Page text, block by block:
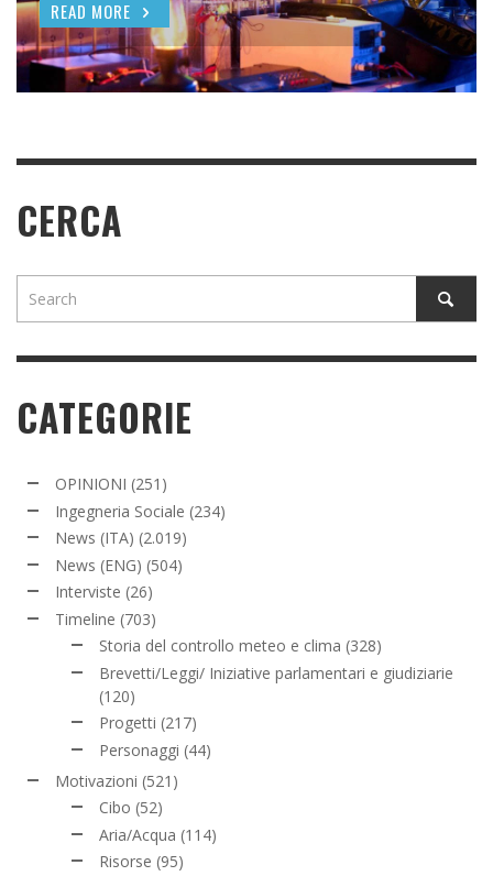
READ MORE
READ MORE
READ MORE
READ MORE
READ MORE
CERCA
CATEGORIE
OPINIONI (251)
Ingegneria Sociale (234)
News (ITA) (2.019)
News (ENG) (504)
Interviste (26)
Timeline (703)
Storia del controllo meteo e clima (328)
Brevetti/Leggi/ Iniziative parlamentari e giudiziarie
(120)
Progetti (217)
Personaggi (44)
Motivazioni (521)
Cibo (52)
Aria/Acqua (114)
Risorse (95)